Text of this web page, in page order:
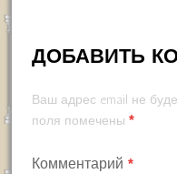
ДОБАВИТЬ
Ваш адрес email не
поля помечены *
Комментарий *